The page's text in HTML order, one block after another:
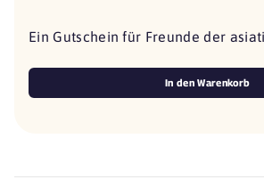
Ein Gutschein für Freunde der
In den Warenkorb